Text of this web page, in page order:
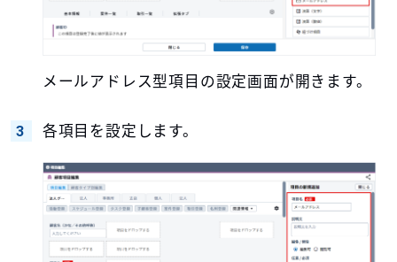
メールアドレス型項目の設定画面が開きます。
各項目を設定します。